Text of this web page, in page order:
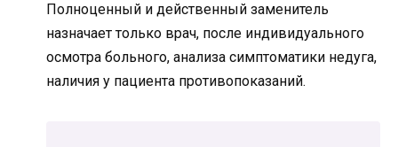
Полноценный и действенный заменитель
назначает только врач, после индивидуального
осмотра больного, анализа симптоматики недуга,
наличия у пациента противопоказаний.